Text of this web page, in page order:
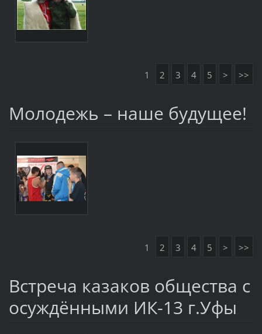
1 2 3 4 5 > >>
Молодежь – наше будущее!
1 2 3 4 5 > >>
Встреча казаков общества с
осуждёнными ИК-13 г.Уфы